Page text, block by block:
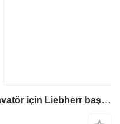
Liebherr R964C / R974C ekskavatör için Liebherr başlangıç 8000899 marş